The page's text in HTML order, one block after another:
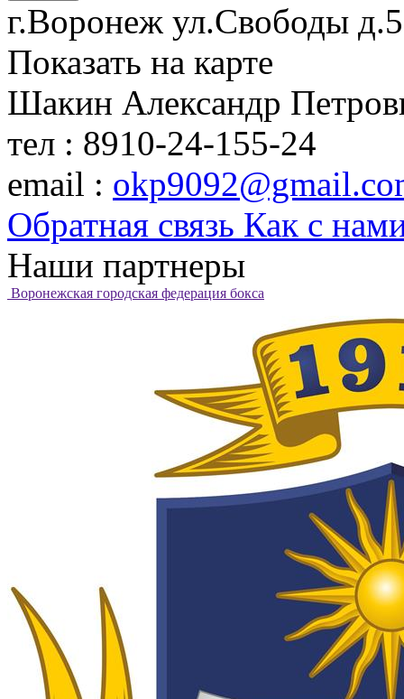
г.Воронеж ул.Свободы
Показать на карте
Шакин Александр
тел : 8910-24-155-24
email :
Обратная связь Как с
Наши партнеры
Воронежская городская федерация бокса